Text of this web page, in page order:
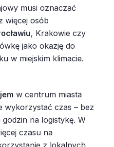
musi oznaczać
więcej osób
, Krakowie czy
jako okazję do
w miejskim klimacie.
w centrum miasta
wykorzystać czas – bez
na logistykę. W
czasu na
z lokalnych